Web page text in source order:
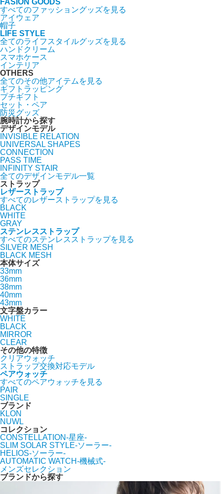
すべてのファッショングッズを見る
アイウェア
帽子
LIFE STYLE
全てのライフスタイルグッズを見る
ハンドクリーム
スマホケース
インテリア
OTHERS
全てのその他アイテムを見る
ギフトラッピング
プチギフト
セット・ペア
防災グッズ
腕時計から探す
デザインモデル
INVISIBLE RELATION
UNIVERSAL SHAPES
CONNECTION
PASS TIME
INFINITY STAIR
全てのデザインモデル一覧
ストラップ
レザーストラップ
すべてのレザーストラップを見る
BLACK
WHITE
GRAY
ステンレスストラップ
すべてのステンレスストラップを見る
SILVER MESH
BLACK MESH
本体サイズ
33mm
36mm
38mm
40mm
43mm
文字盤カラー
WHITE
BLACK
MIRROR
CLEAR
その他の特徴
クリアウォッチ
ストラップ交換対応モデル
ペアウォッチ
すべてのペアウォッチを見る
PAIR
SINGLE
ブランド
KLON
NUWL
コレクション
CONSTELLATION-星座-
SLIM SOLAR STYLE-ソーラー-
HELIOS-ソーラー-
AUTOMATIC WATCH-機械式-
メンズセレクション
ブランドから探す